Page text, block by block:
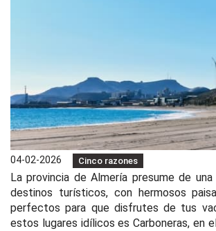
04-02-2026 Cinco razones
La provincia de Almería presume de
destinos turísticos, con hermosos
perfectos para que disfrutes de tus
estos lugares idílicos es Carboneras, en